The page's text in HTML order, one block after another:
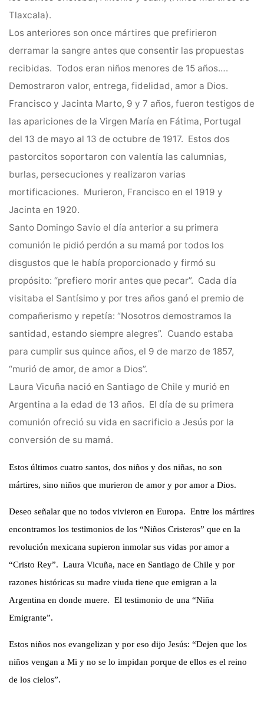
Tlaxcala).
Los anteriores son once mártires que prefirieron
derramar la sangre antes que consentir las propuestas
recibidas. Todos eran niños menores de 15 años….
Demostraron valor, entrega, fidelidad, amor a Dios.
Francisco y Jacinta Marto, 9 y 7 años, fueron testigos de
las apariciones de la Virgen María en Fátima, Portugal
del 13 de mayo al 13 de octubre de 1917. Estos dos
pastorcitos soportaron con valentía las calumnias,
burlas, persecuciones y realizaron varias
mortificaciones. Murieron, Francisco en el 1919 y
Jacinta en 1920.
Santo Domingo Savio el día anterior a su primera
comunión le pidió perdón a su mamá por todos los
disgustos que le había proporcionado y firmó su
propósito: “prefiero morir antes que pecar”. Cada día
visitaba el Santísimo y por tres años ganó el premio de
compañerismo y repetía: “Nosotros demostramos la
santidad, estando siempre alegres”. Cuando estaba
para cumplir sus quince años, el 9 de marzo de 1857,
“murió de amor, de amor a Dios”.
Laura Vicuña nació en Santiago de Chile y murió en
Argentina a la edad de 13 años. El día de su primera
comunión ofreció su vida en sacrificio a Jesús por la
conversión de su mamá.
Estos últimos cuatro santos, dos niños y dos niñas, no son
mártires, sino niños que murieron de amor y por amor a Dios.
Deseo señalar que no todos vivieron en Europa. Entre los mártires
encontramos los testimonios de los “Niños Cristeros” que en la
revolución mexicana supieron inmolar sus vidas por amor a
“Cristo Rey”. Laura Vicuña, nace en Santiago de Chile y por
razones históricas su madre viuda tiene que emigran a la
Argentina en donde muere. El testimonio de una “Niña
Emigrante”.
Estos niños nos evangelizan y por eso dijo Jesús: “Dejen que los
niños vengan a Mi y no se lo impidan porque de ellos es el reino
de los cielos”.